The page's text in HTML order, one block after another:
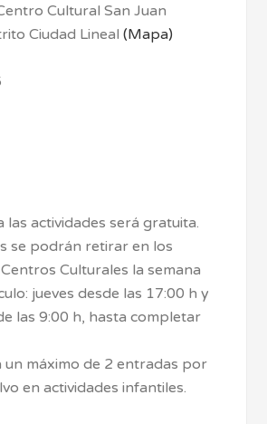
Cultural San Juan
Ciudad Lineal(Mapa)
las actividades será gratuita.
se podrán retirar en los
Culturales la semana
jueves desde las 17:00 h y
las 9:00 h, hasta completar
un máximo de 2 entradas por
en actividades infantiles.